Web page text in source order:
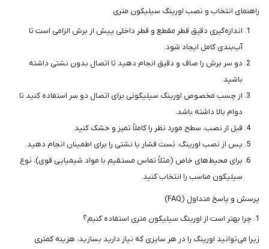
راهنمای انتخاب و نصب اورینگ سیلیکون متری
اندازه‌گیری دقیق قطر مقطع و قطر داخلی پیش از برش الزامی است تا
آب‌بندی کامل ایجاد شود.
دو سر برش را صاف و دقیق انجام دهید تا اتصال بدون نشتی داشته
باشید.
از چسب مخصوص اورینگ سیلیکونی برای اتصال دو سر استفاده کنید تا
دوام بالا داشته باشد.
قبل از نصب، سطح مورد نظر را کاملاً تمیز و خشک کنید.
پس از نصب اورینگ، تست فشار یا نشتی را برای اطمینان انجام دهید.
برای محیط‌های خاص (مثلاً تماس مستقیم با مواد شیمیایی قوی)، نوع
سیلیکون مناسب را انتخاب کنید.
پرسش و پاسخ متداول (FAQ)
1. چرا بهتر است از اورینگ سیلیکون متری استفاده کنیم؟
زیرا می‌توانید اورینگ را در هر سایزی که نیاز دارید بسازید، هزینه کمتری